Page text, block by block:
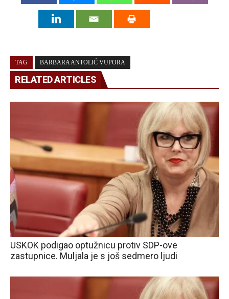
TAG BARBARA ANTOLIĆ VUPORA
RELATED ARTICLES
USKOK podigao optužnicu protiv SDP-ove
zastupnice. Muljala je s još sedmero ljudi